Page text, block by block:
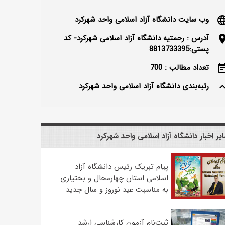
وب سایت دانشگاه آزاد اسلامی واحد شهرکرد
آدرس : رحمتیه دانشگاه آزاد اسلامی شهرکرد- کد
پستی:8813733395
تعداد مطالب : 700
keyboard_arrow_up
رتبه‌بندی دانشگاه آزاد اسلامی واحد شهرکرد
اخبار دانشگاه آزاد اسلامی واحد شهرکرد
پیام تبریک رئیس دانشگاه آزاد
اسلامی استان چهارمحال و بختیاری
به مناسبت عید نوروز و سال جدید